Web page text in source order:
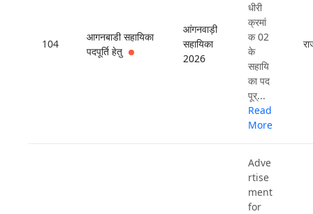
104
आगनबाडी सहायिका
पदपूर्ति हेतु
आंगनवाड़ी
सहायिका
2026
धीरी
क्रमां
क 02
के
सहायि
का पद
पूर्...
Read
More
Adve
rtise
ment
for